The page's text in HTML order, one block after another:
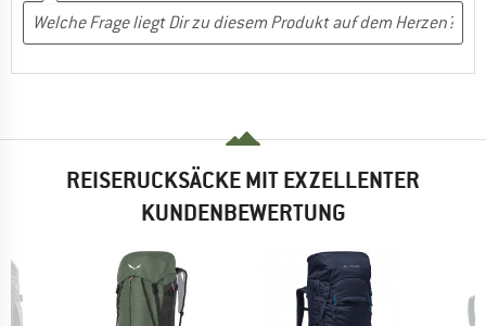
REISERUCKSÄCKE MIT EXZELLENTER
KUNDENBEWERTUNG